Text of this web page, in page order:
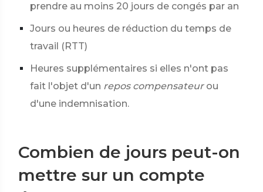
prendre au moins 20 jours de congés par an
Jours ou heures de réduction du temps de
travail (RTT)
Heures supplémentaires si elles n'ont pas
fait l'objet d'un repos compensateur ou
d'une indemnisation.
Combien de jours peut-on
mettre sur un compte